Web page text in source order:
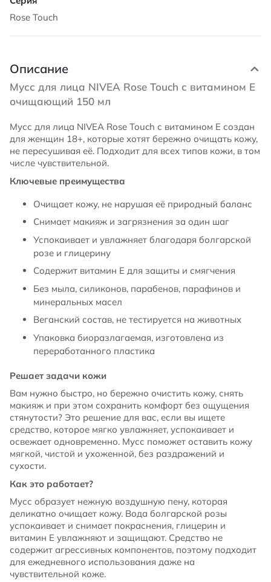
Rose Touch
Описание
Мусс для лица NIVEA Rose Touch с витамином E
очищающий 150 мл
Мусс для лица NIVEA Rose Touch с витамином E создан
для женщин 18+, которые хотят бережно очищать кожу,
не пересушивая её. Подходит для всех типов кожи, в том
числе чувствительной.
Ключевые преимущества
Очищает кожу, не нарушая её природный баланс
Снимает макияж и загрязнения за один шаг
Успокаивает и увлажняет благодаря болгарской
розе и глицерину
Содержит витамин E для защиты и смягчения
Без мыла, силиконов, парабенов, парафинов и
минеральных масел
Веганский состав, не тестируется на животных
Упаковка биоразлагаемая, изготовлена из
переработанного пластика
Решает задачи кожи
Вам нужно быстро, но бережно очистить кожу, снять
макияж и при этом сохранить комфорт без ощущения
стянутости? Это решение для вас, если вы ищете
средство, которое мягко увлажняет, успокаивает и
освежает одновременно. Мусс поможет оставить кожу
мягкой, чистой и ухоженной, без раздражений и
сухости.
Как это работает?
Мусс образует нежную воздушную пену, которая
деликатно очищает кожу. Вода болгарской розы
успокаивает и снимает покраснения, глицерин и
витамин E увлажняют и защищают. Средство не
содержит агрессивных компонентов, поэтому подходит
для ежедневного использования даже на
чувствительной коже.